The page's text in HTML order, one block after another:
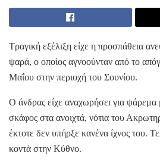
Τραγική εξέλιξη είχε η προσπάθεια
ψαρά, ο οποίος αγνοούνταν από το
Μαΐου στην περιοχή του Σουνίου.
Ο άνδρας είχε αναχωρήσει για ψάρεμα
σκάφος στα ανοιχτά, νότια του
έκτοτε δεν υπήρξε κανένα ίχνος του.
κοντά στην Κύθνο.